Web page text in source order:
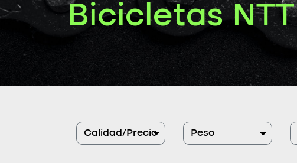
Bicicletas NTT
Calidad/Precio Peso